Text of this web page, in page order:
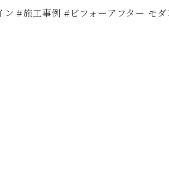
#施工事例 #ビフォーアフター モ